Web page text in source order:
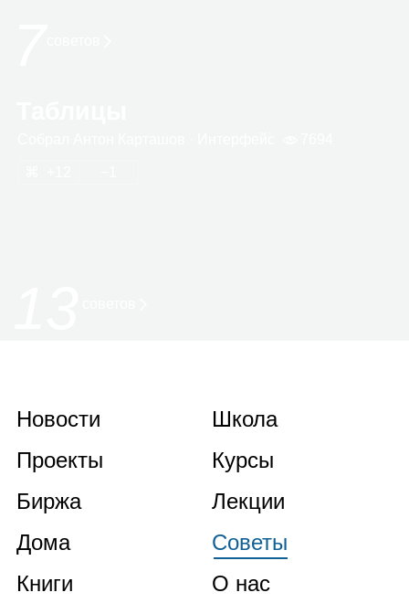
Новости
Проекты
Биржа
Дома
Книги
Школа
Курсы
Лекции
Советы
О нас